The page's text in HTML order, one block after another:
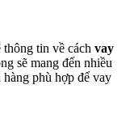
thông tin về cách vay
sẽ mang đến nhiều
phù hợp để vay